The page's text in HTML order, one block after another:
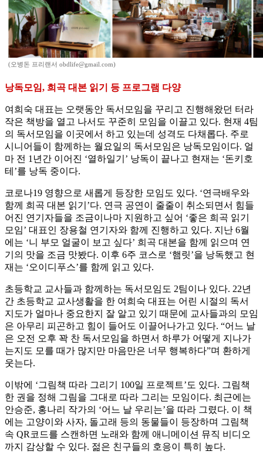
(오병돈 프리랜서 obdlife@gmail.com)
낭독모임, 희곡 대본 읽기 등 프로그램 다양
여희숙 대표는 오랫동안 독서모임을 꾸리고 진행해왔던 터라
작은 책방을 열고 나서도 꾸준히 모임을 이끌고 있다. 현재 4팀
의 독서모임을 이곳에서 하고 있는데 성격도 다채롭다. 주로
시니어들이 함께하는 월요일의 독서모임은 낭독모임이다. 얼
마 전 1년간 이어진 ‘열하일기’ 낭독이 끝나고 현재는 ‘돈키호
테’를 낭독 중이다.
코로나19 영향으로 새롭게 등장한 모임도 있다. ‘연극배우와
함께 희곡 대본 읽기’다. 연극 공연이 줄줄이 취소되면서 힘들
어진 연기자들을 조금이나마 지원하고 싶어 ‘좋은 희곡 읽기
모임’ 대표인 장용철 연기자와 함께 진행하고 있다. 지난 6월
에는 ‘니 부모 얼굴이 보고 싶다’ 희곡 대본을 함께 읽으며 연
기의 맛을 조금 맛봤다. 이후 6주 코스로 ‘햄릿’을 낭독했고 현
재는 ‘오이디푸스’를 함께 읽고 있다.
초등학교 교사들과 함께하는 독서모임도 2팀이나 있다. 22년
간 초등학교 교사생활을 한 여희숙 대표는 어린 시절의 독서
지도가 얼마나 중요한지 잘 알고 있기 때문에 교사들과의 모임
은 아무리 피곤하고 힘이 들어도 이끌어나가고 있다. “어느 날
은 오전 오후 꽉 찬 독서모임을 하면서 하루가 어떻게 지나가
는지도 모를 때가 많지만 마음만은 너무 행복하다”며 환하게
웃는다.
이밖에 ‘그림책 따라 그리기 100일 프로젝트’도 있다. 그림책
한 권을 정해 그림을 그대로 따라 그리는 모임이다. 최근에는
안승준, 홍나리 작가의 ‘어느 날 우리는’을 따라 그렸다. 이 책
에는 고양이와 사자, 돌고래 등의 동물들이 등장하며 그림책
속 QR코드를 스캔하면 노래와 함께 애니메이션 뮤직 비디오
까지 감상할 수 있다. 젊은 친구들의 호응이 특히 높다.